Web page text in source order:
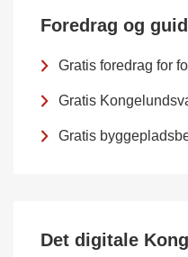
Foredrag og
Gratis foredrag for
Gratis
Gratis
Det digitale